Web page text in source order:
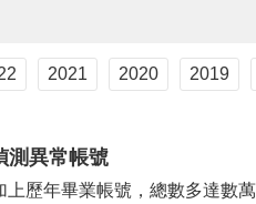
2021 2020 2019
測異常帳號
歷年畢業帳號，總數多達數